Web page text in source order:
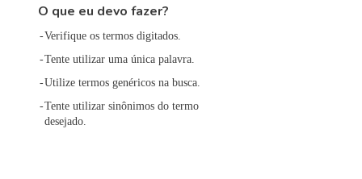
O que eu devo fazer?
Verifique os termos digitados.
Tente utilizar uma única palavra.
Utilize termos genéricos na busca.
Tente utilizar sinônimos do termo
desejado.